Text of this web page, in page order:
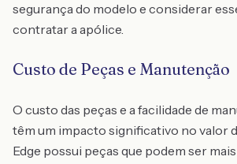
segurança do modelo e considerar
contratar a apólice.
Custo de Peças e Manutenção
O custo das peças e a facilidade de
têm um impacto significativo no valor
Edge possui peças que podem ser